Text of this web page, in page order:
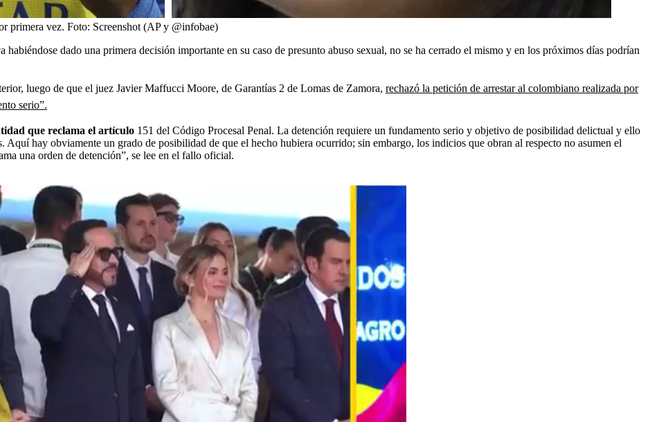
primera vez. Foto: Screenshot (AP y @infobae)
dado una primera decisión importante en su caso de presunto abuso sexual, no se ha cerrado el mismo y en los próximos días podrían
luego de que el juez Javier Maffucci Moore, de Garantías 2 de Lomas de Zamora, rechazó la petición de arrestar al colombiano realizada por
serio”.
que reclama el artículo 151 del Código Procesal Penal. La detención requiere un fundamento serio y objetivo de posibilidad delictual y ello
Aquí hay obviamente un grado de posibilidad de que el hecho hubiera ocurrido; sin embargo, los indicios que obran al respecto no asumen el
una orden de detención”, se lee en el fallo oficial.